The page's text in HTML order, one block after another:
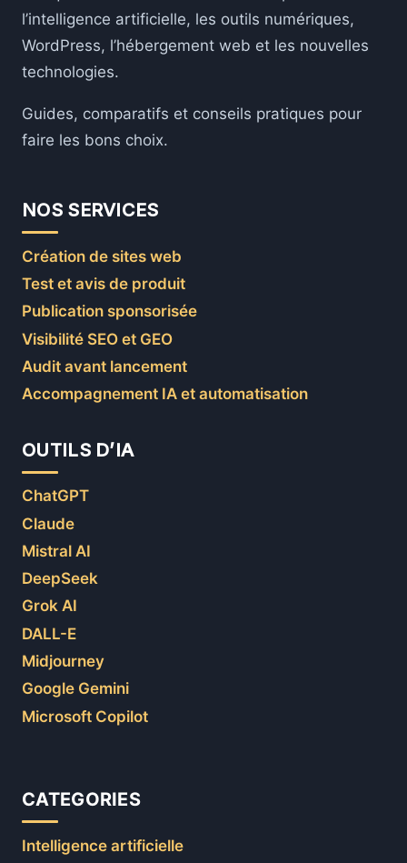
DE
L’INTELLIGENCE
ARTIFICIELLE
l’intelligence artificielle, les outils numériques,
WordPress, l’hébergement web et les nouvelles
technologies.
Guides, comparatifs et conseils pratiques pour
faire les bons choix.
NOS SERVICES
Création de sites web
Test et avis de produit
Publication sponsorisée
Visibilité SEO et GEO
Audit avant lancement
Accompagnement IA et automatisation
OUTILS D’IA
ChatGPT
Claude
Mistral AI
DeepSeek
Grok AI
DALL-E
Midjourney
Google Gemini
Microsoft Copilot
CATEGORIES
Intelligence artificielle